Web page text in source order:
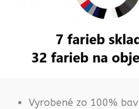
Vyrobené zo 100%